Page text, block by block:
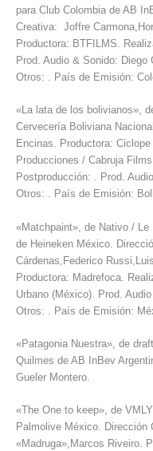
para Club Colombia de AB
Creativa: Joffre
Productora: BTFILMS.
Prod. Audio & Sonido: Diego
Otros: . País de Emisión:
«La lata de los bolivianos»,
Cervecería Boliviana
Encinas. Productora:
Producciones / Cabruja
Postproducción: . Prod.
Otros: . País de Emisión:
«Matchpaint», de Nativo /
de Heineken México.
Cárdenas,Federico
Productora: Madrefoca.
Urbano (México). Prod.
Otros: . País de Emisión:
«Patagonia Nuestra», de
Quilmes de AB InBev
Gueler Montero.
«The One to keep», de
Palmolive México.
«Madruga»,Marcos Riveiro.